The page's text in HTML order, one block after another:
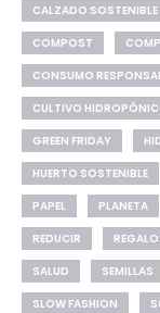
CALZADO SOSTENIBLE
COMPOST
CONSUMO
CULTIVO
GREEN FRIDAY
HUERTO SOSTENIBLE
PAPEL
PLANETA
REDUCIR
SALUD
SEMILLAS
SLOW FASHION